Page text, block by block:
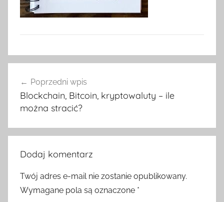
wpisu
Poprzedni wpis
Blockchain, Bitcoin, kryptowaluty – ile
można stracić?
Dodaj komentarz
Twój adres e-mail nie zostanie opublikowany.
Wymagane pola są oznaczone *